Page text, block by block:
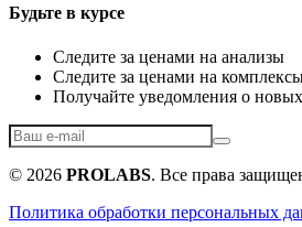
Будьте в курсе
Следите за ценами на анализы
Следите за ценами на
Получайте уведомления о
© 2026 PROLABS. Все права
Политика обработки персональных